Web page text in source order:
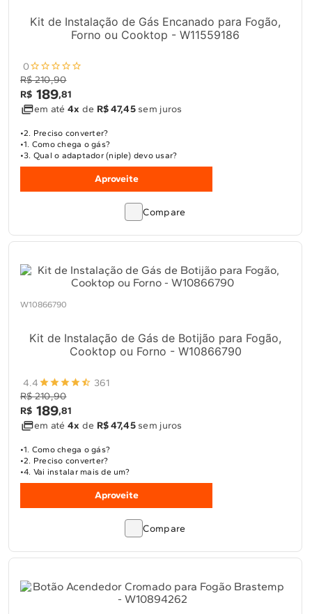
Kit de Instalação de Gás Encanado para Fogão,
Forno ou Cooktop - W11559186
0
R$ 210,90
R$ 189,81
em até 4x de R$ 47,45sem juros
2. Preciso converter?
1. Como chega o gás?
3. Qual o adaptador (niple) devo usar?
Aproveite
Compare
W10866790
Kit de Instalação de Gás de Botijão para Fogão,
Cooktop ou Forno - W10866790
4.4
361
R$ 210,90
R$ 189,81
em até 4x de R$ 47,45sem juros
1. Como chega o gás?
2. Preciso converter?
4. Vai instalar mais de um?
Aproveite
Compare